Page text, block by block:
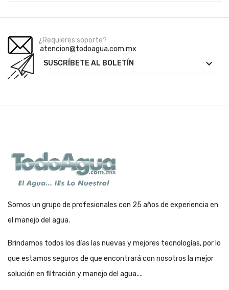
¿Requieres soporte?
atencion@todoagua.com.mx
SUSCRÍBETE AL BOLETÍN

Somos un grupo de profesionales con 25 años de experiencia en
el manejo del agua.
Brindamos todos los días las nuevas y mejores tecnologías, por lo
que estamos seguros de que encontrará con nosotros la mejor
solución en filtración y manejo del agua....